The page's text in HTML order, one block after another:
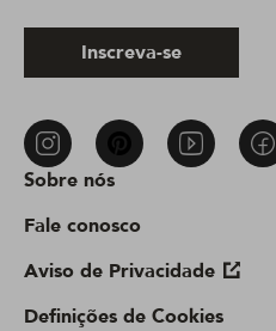
Sobre nós
Fale conosco
Aviso de Privacidade
Definições de Cookies
Inscreva-se